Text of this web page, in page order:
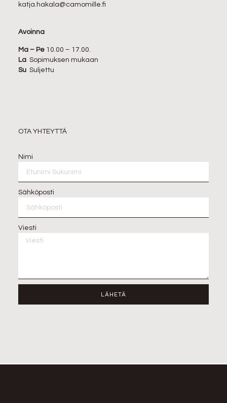
katja.hakala@camomille.fi
Avoinna
Ma – Pe10.00 – 17.00.
LaSopimuksen mukaan
SuSuljettu
OTA YHTEYTTÄ
Nimi
Sähköposti
Viesti
LÄHETÄ